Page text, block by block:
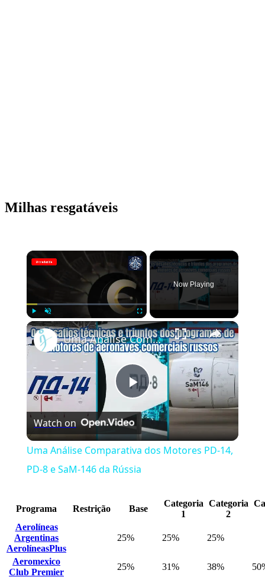
Milhas resgatáveis
Play Unmute Fullscreen
Now Playing
Play
Video
Uma Análise Comparativa dos Motores PD-14, PD-8 e SaM-146 da Rússia
Watch on
Uma Análise Comparativa dos Motores PD-14,
PD-8 e SaM-146 da Rússia
Programa Restrição Base
Categoria
1
Categoria
2
Aerolíneas
Argentinas
AerolíneasPlus
25% 25% 25%
Aeromexico
Club Premier
25% 31% 38%